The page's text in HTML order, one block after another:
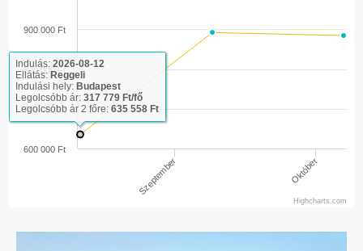
Szeptember Október
600 000 Ft
700 000 Ft
800 000 Ft
900 000 Ft
Highcharts.com
Indulás: 2026-08-12
Ellátás: Reggeli
Indulási hely: Budapest
Legolcsóbb ár: 317 779 Ft/fő
Legolcsóbb ár 2 főre:635 558 Ft